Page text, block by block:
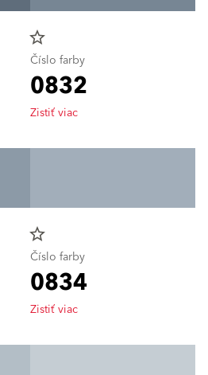
star_border
Číslo farby
0832
Zistiť viac
star_border
Číslo farby
0834
Zistiť viac